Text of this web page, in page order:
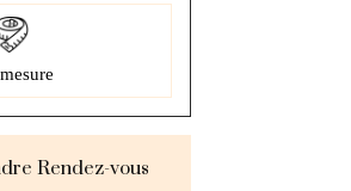
Rendez-vous